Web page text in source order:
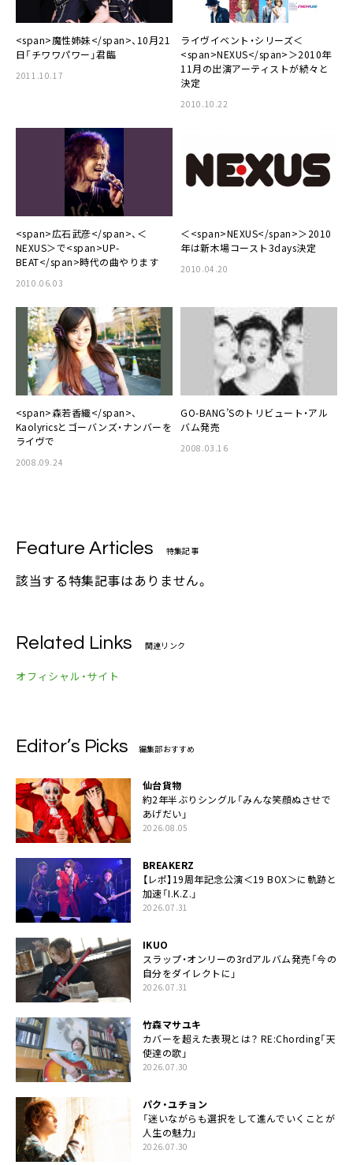
<span>魔性姉妹</span>、10月21
日「チワワパワー」君臨
2011.10.17
ライヴイベント・シリーズ＜
<span>NEXUS</span>＞2010年
11月の出演アーティストが続々と
決定
2010.10.22
<span>広石武彦</span>、＜
NEXUS＞で<span>UP-
BEAT</span>時代の曲やります
2010.06.03
＜<span>NEXUS</span>＞2010
年は新木場コースト3days決定
2010.04.20
<span>森若香織</span>、
Kaolyricsとゴーバンズ・ナンバーを
ライヴで
2008.09.24
GO-BANG’Sのトリビュート・アル
バム発売
2008.03.16
Feature Articles 特集記事
該当する特集記事はありません。
Related Links 関連リンク
オフィシャル・サイト
Editor’s Picks 編集部おすすめ
仙台貨物
約2年半ぶりシングル「みんな笑顔ぬさせで
あげだい」
2026.08.05
BREAKERZ
【レポ】19周年記念公演＜19 BOX＞に軌跡と
加速「I.K.Z.」
2026.07.31
IKUO
スラップ・オンリーの3rdアルバム発売「今の
自分をダイレクトに」
2026.07.31
竹森マサユキ
カバーを超えた表現とは？ RE:Chording「天
使達の歌」
2026.07.30
パク・ユチョン
「迷いながらも選択をして進んでいくことが
人生の魅力」
2026.07.30